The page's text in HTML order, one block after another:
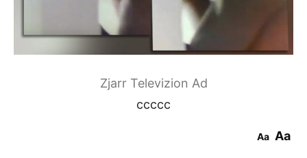
Zjarr Televizion Ad
ccccc
Aa Aa